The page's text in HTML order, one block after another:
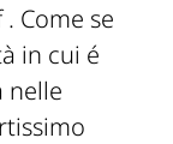
. Come se
in cui é
nelle